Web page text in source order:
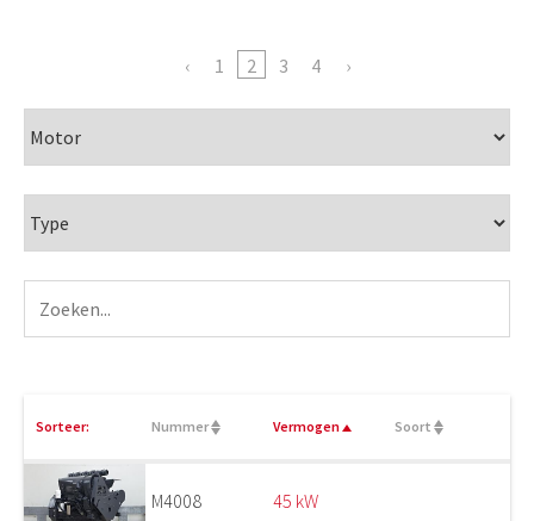
1 2 3 4
Sorteer: Nummer Vermogen Soort
M4008 45 kW